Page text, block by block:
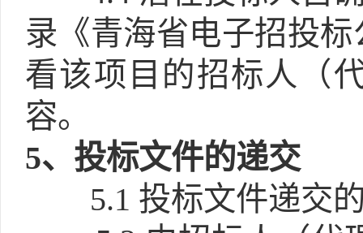
录《青海省电子招投
看该项目的招标人（
容。
5、投标文件的递交
5.1 投标文件递交